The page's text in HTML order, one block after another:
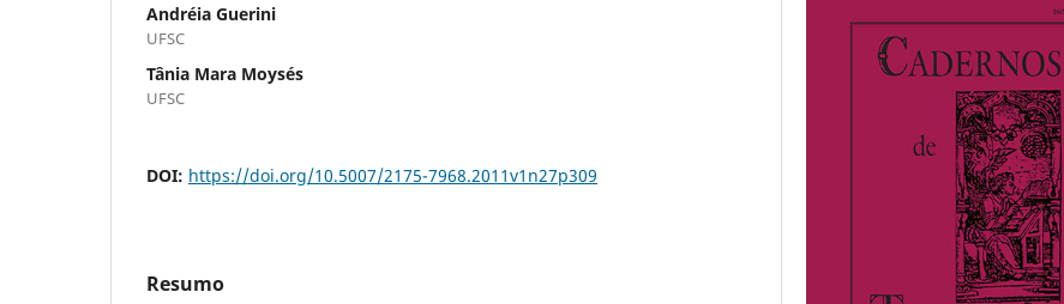
Andréia Guerini
UFSC
Tânia Mara Moysés
UFSC
DOI: https://doi.org/10.5007/2175-7968.2011v1n27p309
Resumo